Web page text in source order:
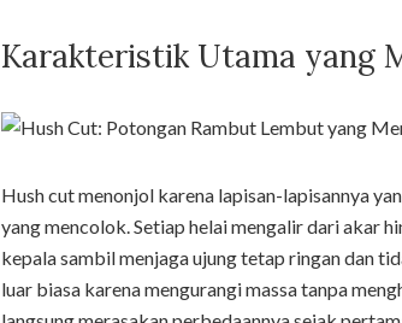
Karakteristik Utama yang
Hush cut menonjol karena lapisan-lapisannya
yang mencolok. Setiap helai mengalir dari akar
kepala sambil menjaga ujung tetap ringan dan
luar biasa karena mengurangi massa tanpa